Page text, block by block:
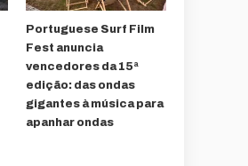
Portuguese Surf Film
Fest anuncia
vencedores da 15ª
edição: das ondas
gigantes à música para
apanhar ondas